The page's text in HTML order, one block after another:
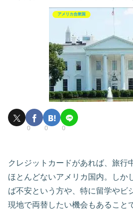
アメリカ合衆国
0 0 0
クレジットカードがあれば、旅行
ほとんどないアメリカ国内。しか
ば不安という方や、特に留学やビ
現地で両替したい機会もあること